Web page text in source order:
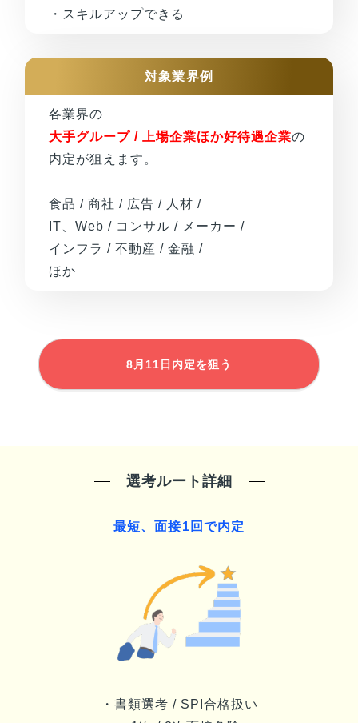
・スキルアップできる
対象業界例
各業界の
大手グループ / 上場企業ほか好待遇企業の
内定が狙えます。
食品 / 商社 / 広告 / 人材 /
IT、Web / コンサル / メーカー /
インフラ / 不動産 / 金融 /
ほか
8月11日 内定を狙う
選考ルート詳細
最短、面接1回で内定
・書類選考 / SPI合格扱い